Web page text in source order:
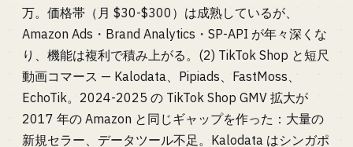
万。価格帯（月 $30-$300）は成熟しているが、
Amazon Ads・Brand Analytics・SP-API が年々深くな
り、機能は複利で積み上がる。(2) TikTok Shop と短尺
動画コマース — Kalodata、Pipiads、FastMoss、
EchoTik。2024-2025 の TikTok Shop GMV 拡大が
2017 年の Amazon と同じギャップを作った：大量の
新規セラー、データツール不足。Kalodata はシンガポ